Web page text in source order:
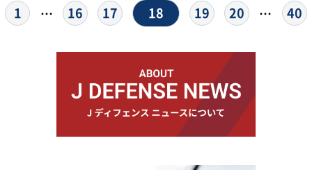
1
… 16 17 18 19 20 … 40